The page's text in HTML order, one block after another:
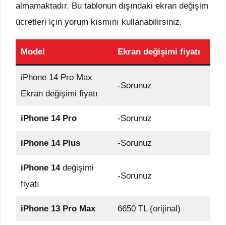
almamaktadır. Bu tablonun dışındaki ekran değişim
ücretleri için yorum kısmını kullanabilirsiniz.
Model Ekran değişimi fiyatı
iPhone 14 Pro Max
Ekran değişimi fiyatı
-Sorunuz
iPhone 14 Pro -Sorunuz
iPhone 14 Plus -Sorunuz
iPhone 14değişimi
fiyatı
-Sorunuz
iPhone 13 Pro Max 6650 TL (orijinal)